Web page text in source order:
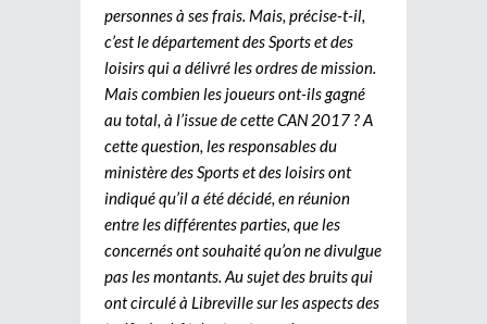
personnes à ses frais. Mais, précise-t-il,
c’est le département des Sports et des
loisirs qui a délivré les ordres de mission.
Mais combien les joueurs ont-ils gagné
au total, à l’issue de cette CAN 2017 ? A
cette question, les responsables du
ministère des Sports et des loisirs ont
indiqué qu’il a été décidé, en réunion
entre les différentes parties, que les
concernés ont souhaité qu’on ne divulgue
pas les montants. Au sujet des bruits qui
ont circulé à Libreville sur les aspects des